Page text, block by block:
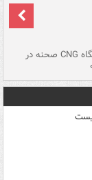
لحظه انفجار جایگاه CNG صحنه در